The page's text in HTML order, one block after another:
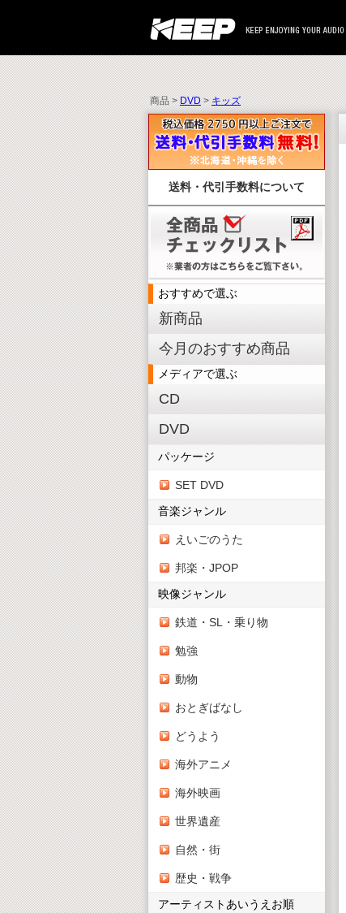
商品 >DVD>キッズ
送料・代引手数料について
おすすめで選ぶ
新商品
今月のおすすめ商品
メディアで選ぶ
CD
DVD
パッケージ
SET DVD
音楽ジャンル
えいごのうた
邦楽・JPOP
映像ジャンル
鉄道・SL・乗り物
勉強
動物
おとぎばなし
どうよう
海外アニメ
海外映画
世界遺産
自然・街
歴史・戦争
アーティストあいうえお順